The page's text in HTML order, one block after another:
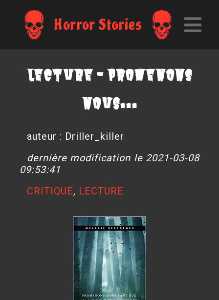
Horror Stories
Lecture - Promenons
nous...
auteur : Driller_killer
dernière modification le 2021-03-08
09:53:41
CRITIQUE, LECTURE